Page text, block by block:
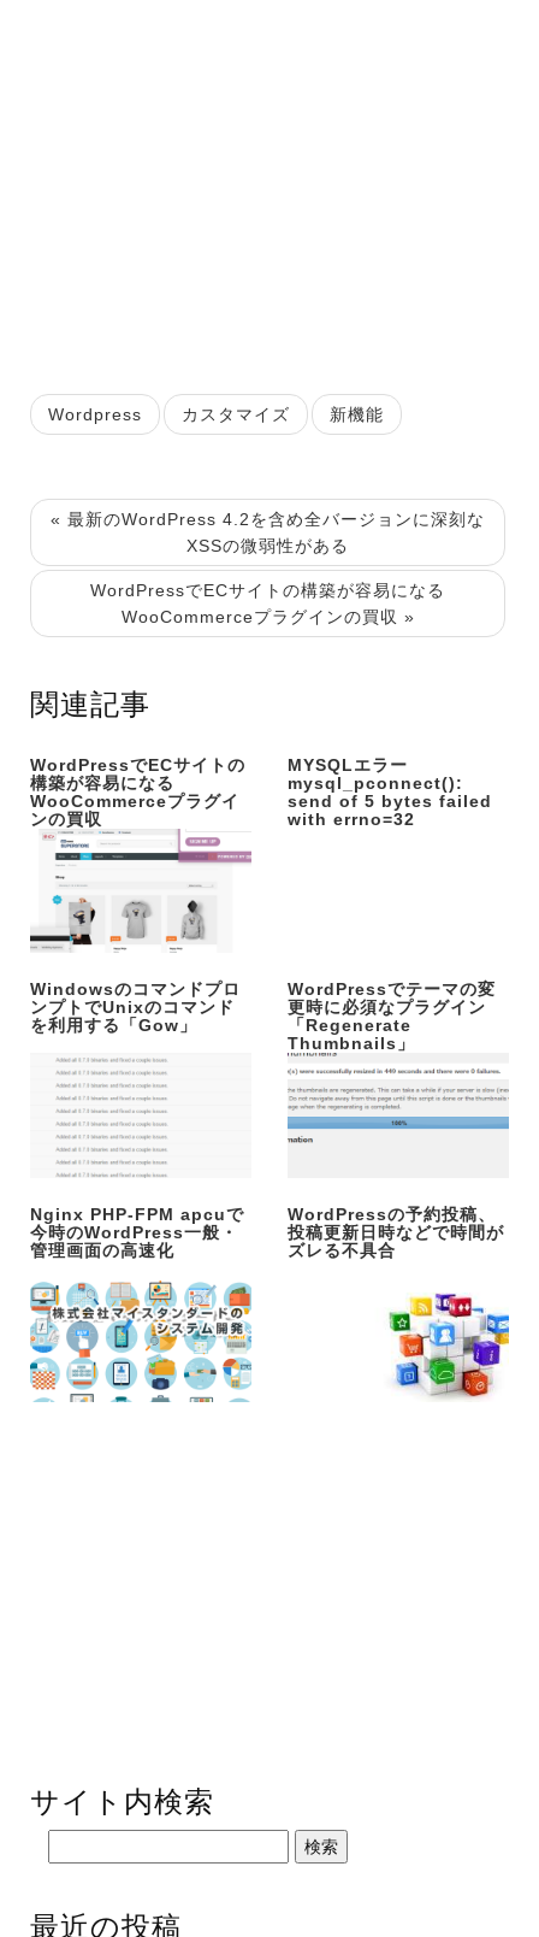
Wordpress カスタマイズ 新機能
« 最新のWordPress 4.2を含め全バージョンに深刻な
XSSの微弱性がある
WordPressでECサイトの構築が容易になる
WooCommerceプラグインの買収 »
関連記事
WordPressでECサイトの
構築が容易になる
WooCommerceプラグイ
ンの買収
MYSQLエラー
mysql_pconnect():
send of 5 bytes failed
with errno=32
Windowsのコマンドプロ
ンプトでUnixのコマンド
を利用する「Gow」
WordPressでテーマの変
更時に必須なプラグイン
「Regenerate
Thumbnails」
Nginx PHP-FPM apcuで
今時のWordPress一般・
管理画面の高速化
WordPressの予約投稿、
投稿更新日時などで時間が
ズレる不具合
サイト内検索
最近の投稿